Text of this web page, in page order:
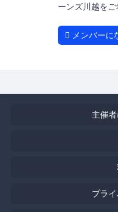
ーンズ川越を
メンバーに
主催
プラ